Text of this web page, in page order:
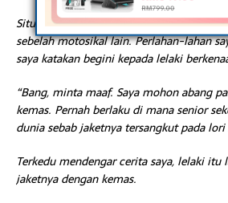
Situasi pertama begini. Masa itu awal
sebelah motosikal lain. Perlahan-lahan
saya katakan begini kepada lelaki
“Bang, minta maaf. Saya mohon abang
kemas. Pernah berlaku di mana senior
dunia sebab jaketnya tersangkut pada lori
Terkedu mendengar cerita saya, lelaki itu
jaketnya dengan kemas.